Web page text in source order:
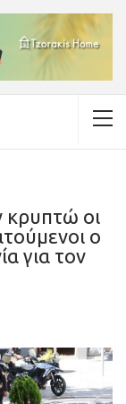
οι
ο
για τον